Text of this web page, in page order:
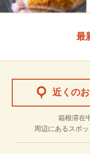
最
近くの
箱根滞在
周辺にあるスポ